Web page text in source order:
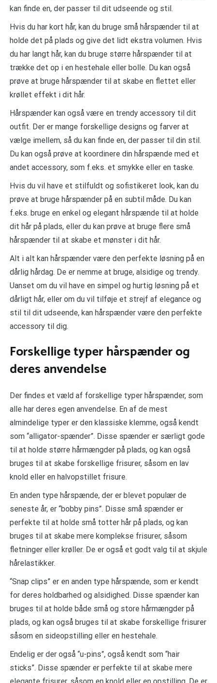
kan finde en, der passer til dit udseende og stil.
Hvis du har kort hår, kan du bruge små hårspænder til at
holde det på plads og give det lidt ekstra volumen. Hvis
du har langt hår, kan du bruge større hårspænder til at
trække det op i en hestehale eller bolle. Du kan også
prøve at bruge hårspænder til at skabe en flettet eller
krøllet effekt i dit hår.
Hårspænder kan også være en trendy accessory til dit
outfit. Der er mange forskellige designs og farver at
vælge imellem, så du kan finde en, der passer til din stil.
Du kan også prøve at koordinere din hårspænde med et
andet accessory, som f.eks. et smykke eller en taske.
Hvis du vil have et stilfuldt og sofistikeret look, kan du
prøve at bruge hårspænder på en subtil måde. Du kan
f.eks. bruge en enkel og elegant hårspænde til at holde
dit hår på plads, eller du kan prøve at bruge flere små
hårspænder til at skabe et mønster i dit hår.
Alt i alt kan hårspænder være den perfekte løsning på en
dårlig hårdag. De er nemme at bruge, alsidige og trendy.
Uanset om du vil have en simpel og hurtig løsning på et
dårligt hår, eller om du vil tilføje et strejf af elegance og
stil til dit udseende, kan hårspænder være den perfekte
accessory til dig.
Forskellige typer hårspænder og
deres anvendelse
Der findes et væld af forskellige typer hårspænder, som
alle har deres egen anvendelse. En af de mest
almindelige typer er den klassiske klemme, også kendt
som “alligator-spænder”. Disse spænder er særligt gode
til at holde større hårmængder på plads, og kan også
bruges til at skabe forskellige frisurer, såsom en lav
knold eller en halvopstillet frisure.
En anden type hårspænde, der er blevet populær de
seneste år, er “bobby pins”. Disse små spænder er
perfekte til at holde små totter hår på plads, og kan
bruges til at skabe mere komplekse frisurer, såsom
fletninger eller krøller. De er også et godt valg til at skjule
hårelastikker.
“Snap clips” er en anden type hårspænde, som er kendt
for deres holdbarhed og alsidighed. Disse spænder kan
bruges til at holde både små og store hårmængder på
plads, og kan også bruges til at skabe forskellige frisurer
såsom en sideopstilling eller en hestehale.
Endelig er der også “u-pins”, også kendt som “hair
sticks”. Disse spænder er perfekte til at skabe mere